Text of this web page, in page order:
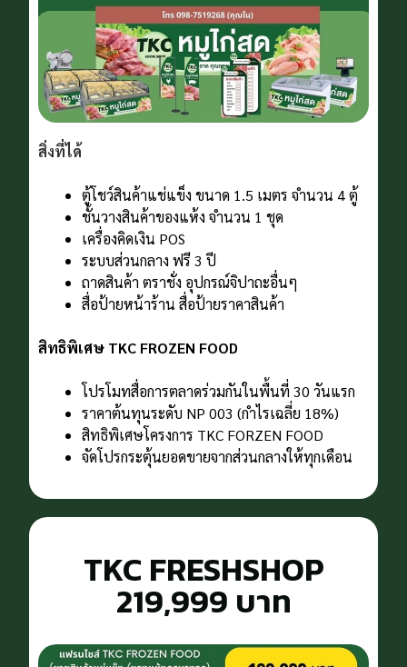
สิ่งที่ได้
ตู้โชว์สินค้าแช่แข็ง ขนาด 1.5 เมตร จํานวน 4 ตู้
ชั้นวางสินค้าของแห้ง จํานวน 1 ชุด
เครื่องคิดเงิน POS
ระบบส่วนกลาง ฟรี 3 ปี
ถาดสินค้า ตราชั่ง อุปกรณ์จิปาถะอื่นๆ
สื่อป้ายหน้าร้าน สื่อป้ายราคาสินค้า
สิทธิพิเศษ TKC FROZEN FOOD
โปรโมทสื่อการตลาดร่วมกันในพื้นที่ 30 วันแรก
ราคาต้นทุนระดับ NP 003 (กําไรเฉลี่ย 18%)
สิทธิพิเศษโครงการ TKC FORZEN FOOD
จัดโปรกระตุ้นยอดขายจากส่วนกลางให้ทุกเดือน
TKC FRESHSHOP
219,999 บาท